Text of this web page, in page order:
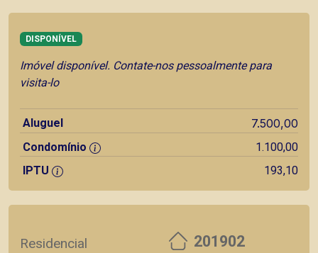
DISPONÍVEL
Imóvel disponível. Contate-nos pessoalmente para
visita-lo
Aluguel 7.500,00
Condomínio
1.100,00
IPTU
193,10
Residencial 201902